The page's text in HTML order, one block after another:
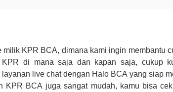
KPR BCA, dimana kami ingin membantu
di mana saja dan kapan saja, cukup
live chat dengan Halo BCA yang siap
KPR BCA juga sangat mudah, kamu bisa